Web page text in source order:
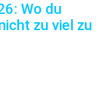
Wo du
zu viel zu